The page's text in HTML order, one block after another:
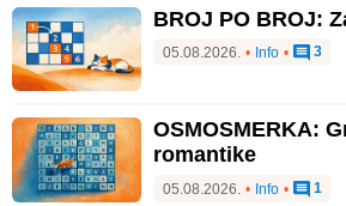
BROJ PO BROJ:
05.08.2026. • Info • 3
OSMOSMERKA:
romantike
05.08.2026. • Info • 1